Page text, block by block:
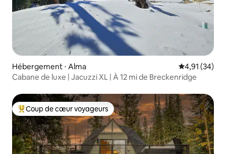
Hébergement ⋅ Alma Évaluation
4,91 (34)
Cabane de luxe | Jacuzzi XL | À 12 mi de Breckenridge
Coups de cœur voyageurs les plus appréciés
Coup de cœur voyageurs